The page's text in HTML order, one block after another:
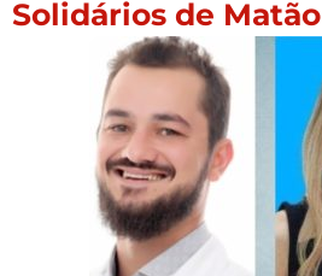
Solidários de Matão